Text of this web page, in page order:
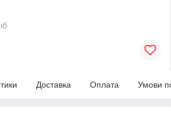
Доставка Оплата Умови